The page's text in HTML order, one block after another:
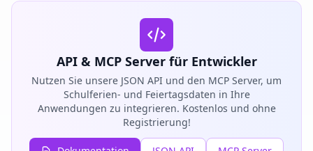
API & MCP Server für Entwickler
Nutzen Sie unsere JSON API und den MCP Server, um
Schulferien- und Feiertagsdaten in Ihre
Anwendungen zu integrieren. Kostenlos und ohne
Registrierung!